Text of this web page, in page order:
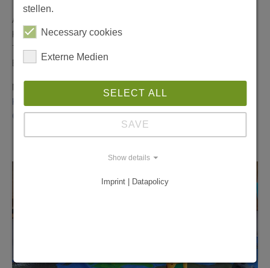
Anmeldung ab sofort bei Petra Obernosterer (Klimabündnis
Kärnten)
T: 0660.6546417
E: petra.obernosterer@klimabuendnis.at
Nähere Informationen unter:
Klimabündnis Kärnten
Climate Cast- als Podcast
stellen.
Necessary cookies
Externe Medien
SELECT ALL
SAVE
Show details
Imprint | Datapolicy